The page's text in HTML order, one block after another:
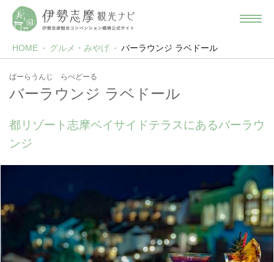
HOME グルメ・みやげ バーラウンジ ラベドール
ばーらうんじ らべどーる
バーラウンジ ラベドール
都リゾート志摩ベイサイドテラスにあるバーラウ
ンジ